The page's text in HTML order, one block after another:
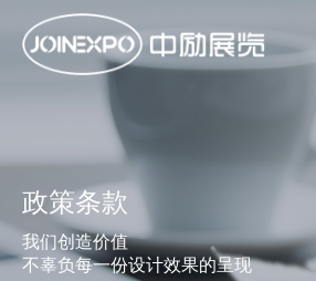
政策条款
我们创造价值
不辜负每一份设计效果的呈现